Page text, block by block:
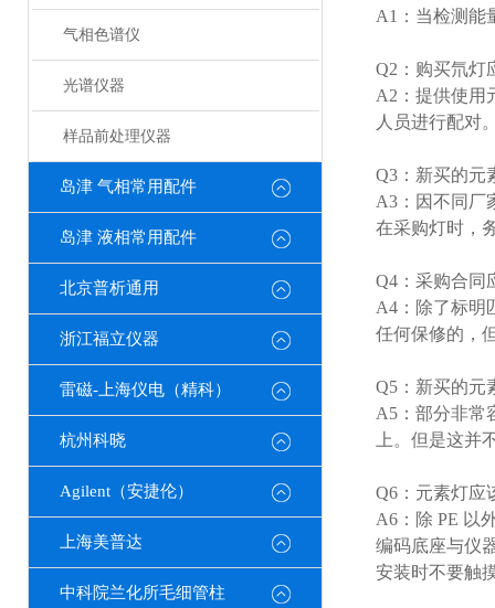
气相色谱仪
光谱仪器
样品前处理仪器
岛津 气相常用配件
岛津 液相常用配件
北京普析通用
浙江福立仪器
雷磁-上海仪电（精科）
杭州科晓
Agilent（安捷伦）
上海美普达
中科院兰化所毛细管柱
A1：当检测能
Q2：购买氘灯
A2：提供使用
人员进行配对
Q3：新买的元
A3：因不同厂
在采购灯时，
Q4：采购合同
A4：除了标明
任何保修的，
Q5：新买的元
A5：部分非常
上。但是这并
Q6：元素灯应
A6：除 PE 以
编码底座与仪
安装时不要触